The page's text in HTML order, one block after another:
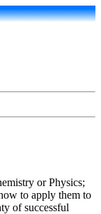
or Physics;
to apply them to
of successful